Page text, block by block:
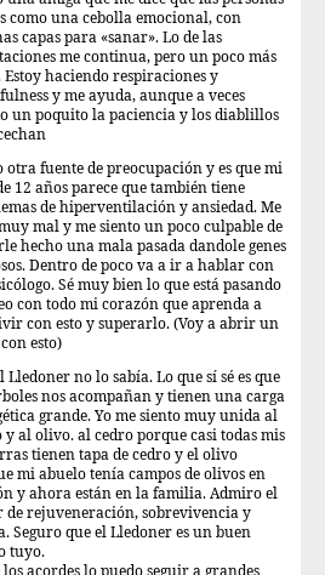
como una cebolla emocional, con
capas para «sanar». Lo de las
me continua, pero un poco más
Estoy haciendo respiraciones y
y me ayuda, aunque a veces
un poquito la paciencia y los diablillos
otra fuente de preocupación y es que mi
12 años parece que también tiene
de hiperventilación y ansiedad. Me
mal y me siento un poco culpable de
hecho una mala pasada dandole genes
Dentro de poco va a ir a hablar con
Sé muy bien lo que está pasando
con todo mi corazón que aprenda a
con esto y superarlo. (Voy a abrir un
esto)
Lledoner no lo sabía. Lo que sí sé es que
nos acompañan y tienen una carga
grande. Yo me siento muy unida al
y al olivo. al cedro porque casi todas mis
tienen tapa de cedro y el olivo
mi abuelo tenía campos de olivos en
y ahora están en la familia. Admiro el
de rejuveneración, sobrevivencia y
Seguro que el Lledoner es un buen
tuyo.